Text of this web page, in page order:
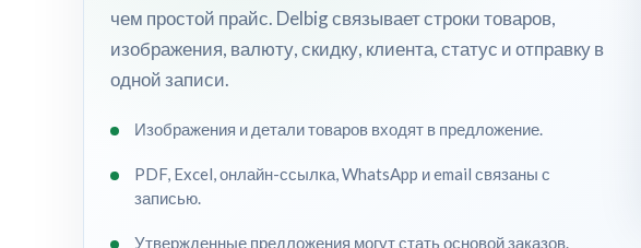
чем простой прайс. Delbig связывает строки товаров,
изображения, валюту, скидку, клиента, статус и отправку в
одной записи.
Изображения и детали товаров входят в предложение.
PDF, Excel, онлайн-ссылка, WhatsApp и email связаны с
записью.
Утвержденные предложения могут стать основой заказов.